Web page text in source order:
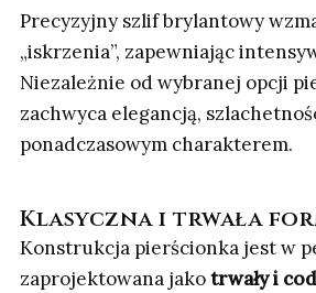
Precyzyjny szlif brylantowy
„iskrzenia”, zapewniając
Niezależnie od wybranej opcji
zachwyca elegancją,
ponadczasowym charakterem.
Klasyczna i trwała
Konstrukcja pierścionka jest w
zaprojektowana jakotrwały i